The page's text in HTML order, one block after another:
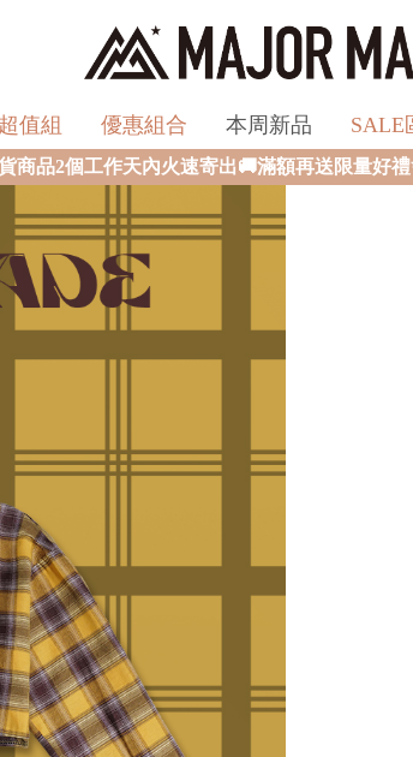
值組 優惠組合 本周新品 SALE
🚚滿額再送限量好禮✨